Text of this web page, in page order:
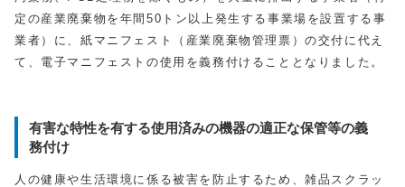
定の産業廃棄物を年間50トン以上発生する事業場を設置する事
業者）に、紙マニフェスト（産業廃棄物管理票）の交付に代え
て、電子マニフェストの使用を義務付けることとなりました。
有害な特性を有する使用済みの機器の適正な保管等の義
務付け
人の健康や生活環境に係る被害を防止するため、雑品スクラッ